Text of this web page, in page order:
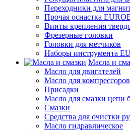
Переходники для
Прочая оснастка
Винты крепления
Фрезерные головки
Головки для метчиков
Наборы инструмента
Масла и
Масло для двигателей
Масло для
Присадки
Масло для смазки цепи
Смазки
Средства для очистки
Масло гидравлическое